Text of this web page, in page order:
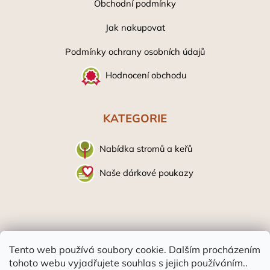
Tento web používá soubory cookie. Dalším procházením
tohoto webu vyjadřujete souhlas s jejich používáním..
Obchodní podmínky
Jak nakupovat
Podmínky ochrany osobních údajů
Hodnocení obchodu
KATEGORIE
Nabídka stromů a keřů
Naše dárkové poukazy